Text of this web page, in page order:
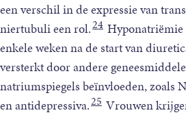
een verschil in de expressie van
niertubuli een rol.24 Hyponatriëmie
enkele weken na de start van
versterkt door andere
natriumspiegels beïnvloeden, zoals
en antidepressiva.25 Vrouwen